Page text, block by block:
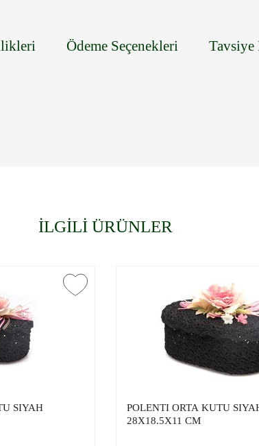
Ödeme Seçenekleri Tavsiye
İLGİLİ ÜRÜNLER
SIYAH
POLENTI ORTA KUTU
28X18.5X11 CM